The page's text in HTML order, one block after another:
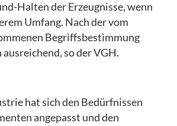
Halten der Erzeugnisse, wenn
Umfang. Nach der vom
Begriffsbestimmung
ausreichend, so der VGH.
hat sich den Bedürfnissen
angepasst und den